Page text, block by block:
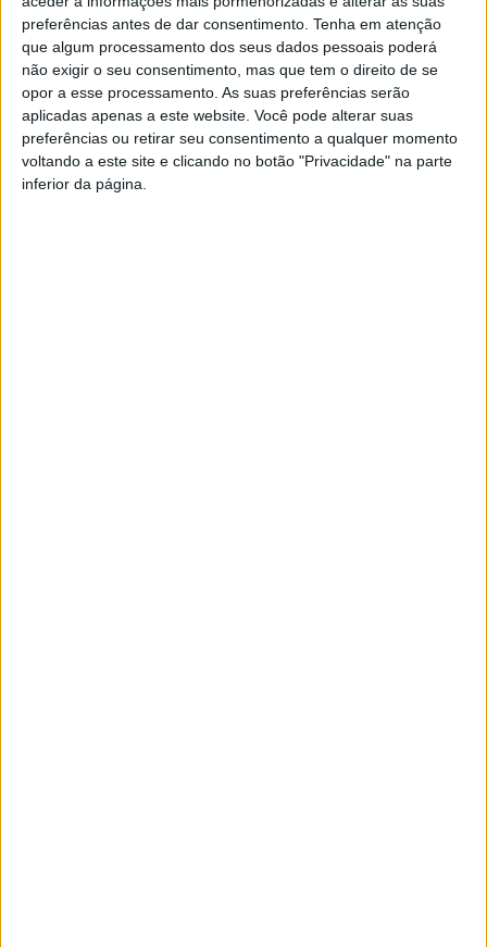
preferências antes de dar consentimento. Tenha em atenção
que algum processamento dos seus dados pessoais poderá
não exigir o seu consentimento, mas que tem o direito de se
opor a esse processamento. As suas preferências serão
aplicadas apenas a este website. Você pode alterar suas
preferências ou retirar seu consentimento a qualquer momento
voltando a este site e clicando no botão "Privacidade" na parte
inferior da página.
Passeio BTT Rota do
participantes na Serra da
Cabreira
Prova de BTT Rota do
Fumeiro 2025 leva 500
atletas à Serra da Cabreira